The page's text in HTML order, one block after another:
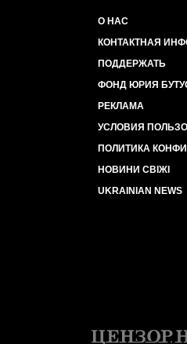
О НАС
КОНТАКТНАЯ
ПОДДЕРЖАТЬ
ФОНД ЮРИЯ
РЕКЛАМА
УСЛОВИЯ
ПОЛИТИКА
НОВИНИ СВІЖІ
UKRAINIAN NEWS